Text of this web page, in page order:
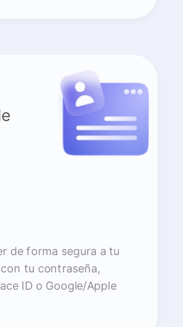
de forma segura a tu
tu contraseña,
ID o Google/Apple